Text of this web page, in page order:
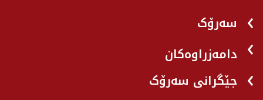
سەرۆک
دامەزراوەکان
جێگرانی سه‌رۆک